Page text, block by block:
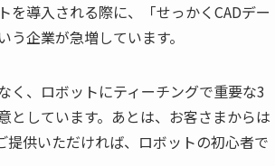
を導入される際に、「せっかくCADデー
企業が急増しています。
く、ロボットにティーチングで重要な3
としています。あとは、お客さまからは
提供いただければ、ロボットの初心者で